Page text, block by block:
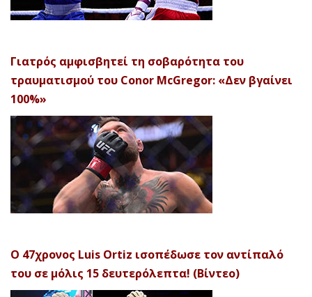
Γιατρός αμφισβητεί τη σοβαρότητα του
τραυματισμού του Conor McGregor: «Δεν βγαίνει
100%»
Ο 47χρονος Luis Ortiz ισοπέδωσε τον αντίπαλό
του σε μόλις 15 δευτερόλεπτα! (Βίντεο)